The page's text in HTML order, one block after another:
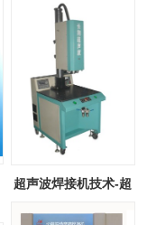
超声波焊接机技术-超
声波塑料焊...